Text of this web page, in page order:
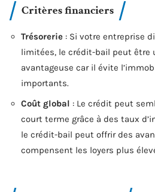
Critères financiers
Trésorerie : Si votre entreprise
limitées, le crédit-bail peut être
avantageuse car il évite
importants.
Coût global : Le crédit peut
court terme grâce à des taux
le crédit-bail peut offrir des
compensent les loyers plus